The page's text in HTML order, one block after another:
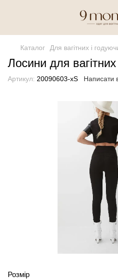
Каталог Для вагітних і
Лосини для вагітних
Артикул: 20090603-xS Написати
Розмір